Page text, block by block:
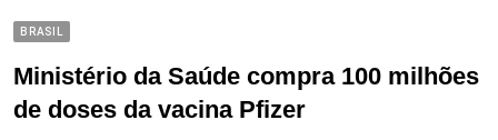
BRASIL
Ministério da Saúde compra 100 milhões
de doses da vacina Pfizer